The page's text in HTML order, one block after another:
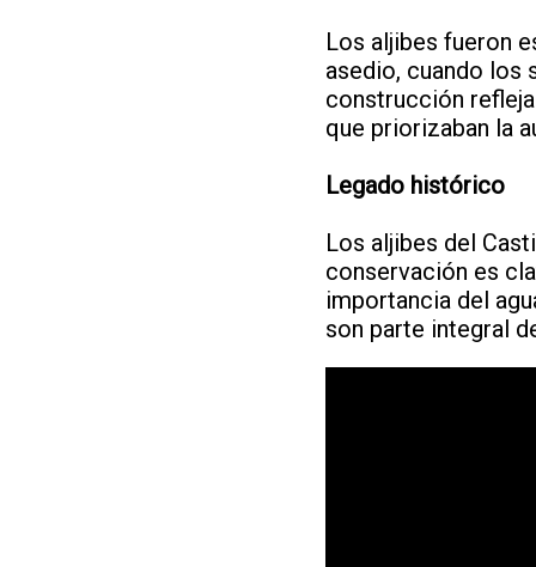
Los aljibes fueron
asedio, cuando los
construcción
que priorizaban la
Legado histórico
Los aljibes del
conservación es
importancia del
son parte integral